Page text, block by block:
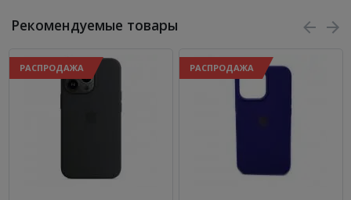
Рекомендуемые товары
РАСПРОДАЖА РАСПРОДАЖА